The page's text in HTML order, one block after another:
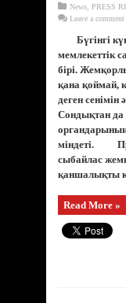
News PRESS
Leave a comment
Бүгінгі
мемлекеттік
бірі.
қана қоймай,
деген сенімін
Сондықтан да
міндеті.
сыбайлас
қаншалықты
Read More »